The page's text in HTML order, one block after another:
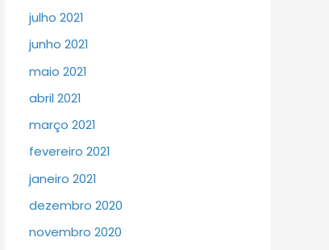
julho 2021
junho 2021
maio 2021
abril 2021
março 2021
fevereiro 2021
janeiro 2021
dezembro 2020
novembro 2020